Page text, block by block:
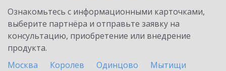
Ознакомьтесь с информационными карточками,
выберите партнёра и отправьте заявку на
консультацию, приобретение или внедрение
продукта.
Москва
Королев Одинцово
Мытищи